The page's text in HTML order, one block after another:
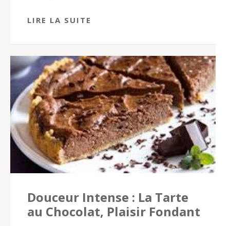
LIRE LA SUITE
Douceur Intense : La Tarte
au Chocolat, Plaisir Fondant